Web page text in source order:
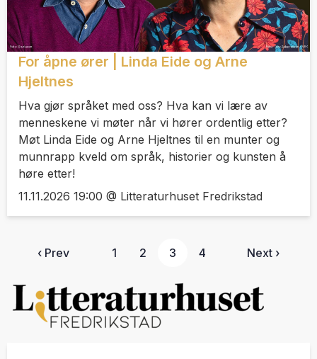
For åpne ører | Linda Eide og Arne
Hjeltnes
Hva gjør språket med oss? Hva kan vi lære av
menneskene vi møter når vi hører ordentlig etter?
Møt Linda Eide og Arne Hjeltnes til en munter og
munnrapp kveld om språk, historier og kunsten å
høre etter!
11.11.2026 19:00 @ Litteraturhuset Fredrikstad
‹ Prev 1 2 3 4 Next ›